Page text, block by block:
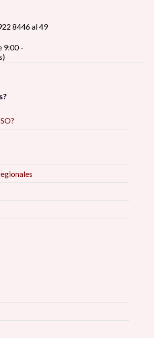
8446 al 49
9:00 -